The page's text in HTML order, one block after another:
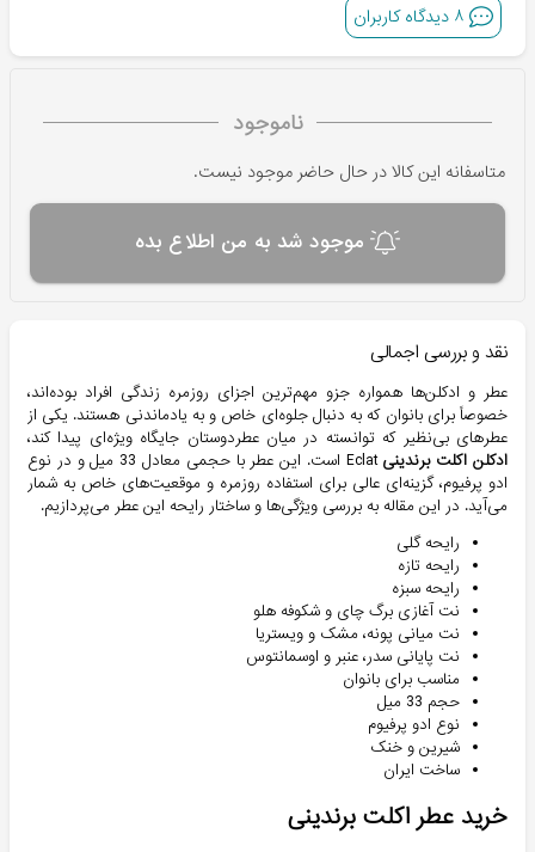
۸ دیدگاه کاربران
ناموجود
متاسفانه این کالا در حال حاضر موجود نیست.
موجود شد به من اطلاع بده
نقد و بررسی اجمالی
عطر و ادکلن‌ها همواره جزو مهم‌ترین اجزای روزمره زندگی افراد بوده‌اند،
خصوصاً برای بانوان که به دنبال جلوه‌ای خاص و به یادماندنی هستند. یکی از
عطرهای بی‌نظیر که توانسته در میان عطردوستان جایگاه ویژه‌ای پیدا کند،
ادکلن اکلت برندینی
Eclat است. این عطر با حجمی معادل 33 میل و در نوع
ادو پرفیوم، گزینه‌ای عالی برای استفاده روزمره و موقعیت‌های خاص به شمار
می‌آید. در این مقاله به بررسی ویژگی‌ها و ساختار رایحه این عطر می‌پردازیم.
رایحه گلی
رایحه تازه
رایحه سبزه
نت آغازی برگ چای و شکوفه هلو
نت میانی پونه، مشک و ویستریا
نت پایانی سدر، عنبر و اوسمانتوس
مناسب برای بانوان
حجم 33 میل
نوع ادو پرفیوم
شیرین و خنک
ساخت ایران
خرید عطر اکلت برندینی